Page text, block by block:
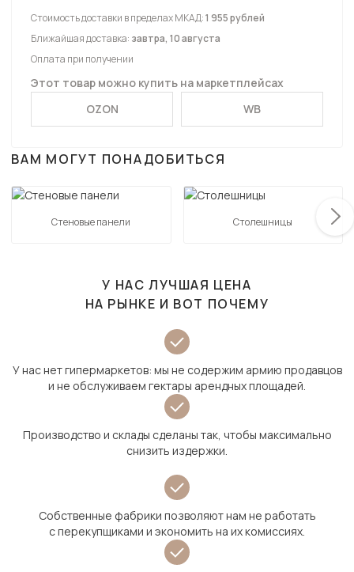
Стоимость доставки в пределах МКАД:1 955 рублей
Ближайшая доставка: завтра, 10 августа
Оплата при получении
Этот товар можно купить на маркетплейсах
OZON
WB
ВАМ МОГУТ ПОНАДОБИТЬСЯ
Стеновые панели Столешницы
У НАС ЛУЧШАЯ ЦЕНА
НА РЫНКЕ И ВОТ ПОЧЕМУ
У нас нет гипермаркетов: мы не содержим армию продавцов
и не обслуживаем гектары арендных площадей.
Производство и склады сделаны так, чтобы максимально
снизить издержки.
Собственные фабрики позволяют нам не работать
с перекупщиками и экономить на их комиссиях.